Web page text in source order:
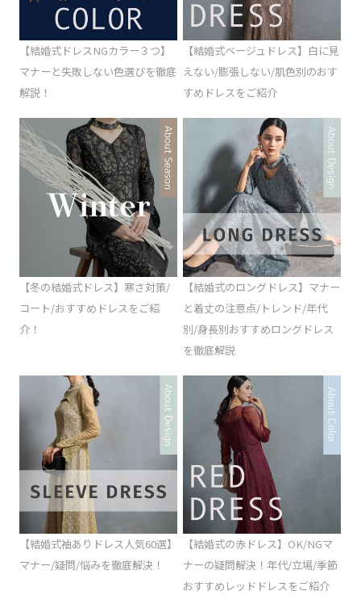
【結婚式ドレスNGカラー３つ】
マナーと失敗しない色選びを徹底
解説！
【結婚式ベージュドレス】白に見
えない/膨張しない/肌色別のおす
すめドレスをご紹介
【冬の結婚式ドレス】寒さ対策/
コート/おすすめドレスをご紹
介！
【結婚式のロングドレス】マナー
と着丈の注意点/トレンド/年代
別/身長別おすすめロングドレス
を徹底解説
【結婚式袖ありドレス人気60選】
マナー/疑問/悩みを徹底解決！
【結婚式の赤ドレス】OK/NGマ
ナーの疑問解決！年代/立場/季節
おすすめレッドドレスをご紹介